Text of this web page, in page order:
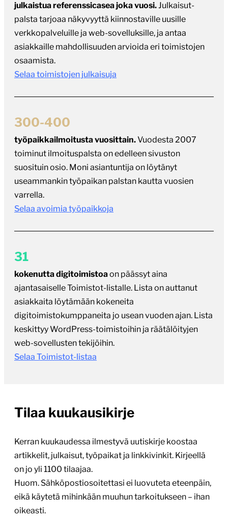
julkaistua referenssicasea joka vuosi.Julkaisut-
palsta tarjoaa näkyvyyttä kiinnostaville uusille
verkkopalveluille ja web-sovelluksille, ja antaa
asiakkaille mahdollisuuden arvioida eri toimistojen
osaamista.
Selaa toimistojen julkaisuja
300-400
työpaikkailmoitusta vuosittain.Vuodesta 2007
toiminut ilmoituspalsta on edelleen sivuston
suosituin osio. Moni asiantuntija on löytänyt
useammankin työpaikan palstan kautta vuosien
varrella.
Selaa avoimia työpaikkoja
31
kokenutta digitoimistoaon päässyt aina
ajantasaiselle Toimistot-listalle. Lista on auttanut
asiakkaita löytämään kokeneita
digitoimistokumppaneita jo usean vuoden ajan. Lista
keskittyy WordPress-toimistoihin ja räätälöityjen
web-sovellusten tekijöihin.
Selaa Toimistot-listaa
Tilaa kuukausikirje
Kerran kuukaudessa ilmestyvä uutiskirje koostaa
artikkelit, julkaisut, työpaikat ja linkkivinkit. Kirjeellä
on jo yli 1100 tilaajaa.
Huom. Sähköpostiosoitettasi ei luovuteta eteenpäin,
eikä käytetä mihinkään muuhun tarkoitukseen – ihan
oikeasti.